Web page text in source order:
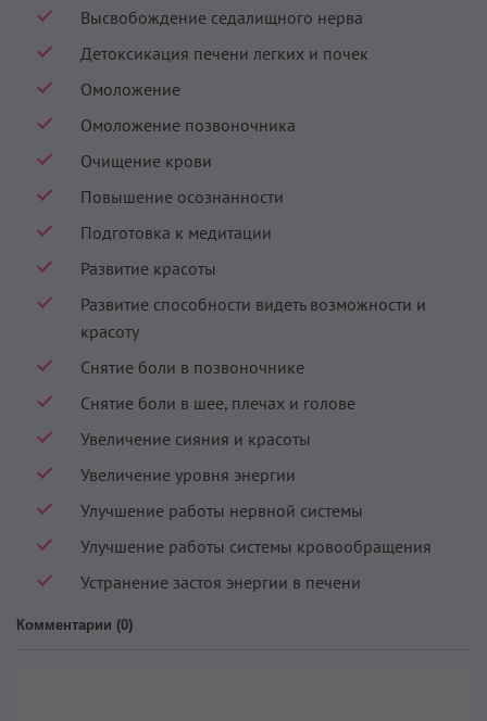
Высвобождение седалищного нерва
Детоксикация печени легких и почек
Омоложение
Омоложение позвоночника
Очищение крови
Повышение осознанности
Подготовка к медитации
Развитие красоты
Развитие способности видеть возможности и
красоту
Снятие боли в позвоночнике
Снятие боли в шее, плечах и голове
Увеличение сияния и красоты
Увеличение уровня энергии
Улучшение работы нервной системы
Улучшение работы системы кровообращения
Устранение застоя энергии в печени
Комментарии (0)